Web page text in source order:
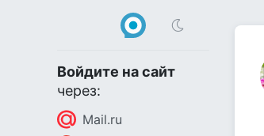
Войдите на сайт
через:
Mail.ru